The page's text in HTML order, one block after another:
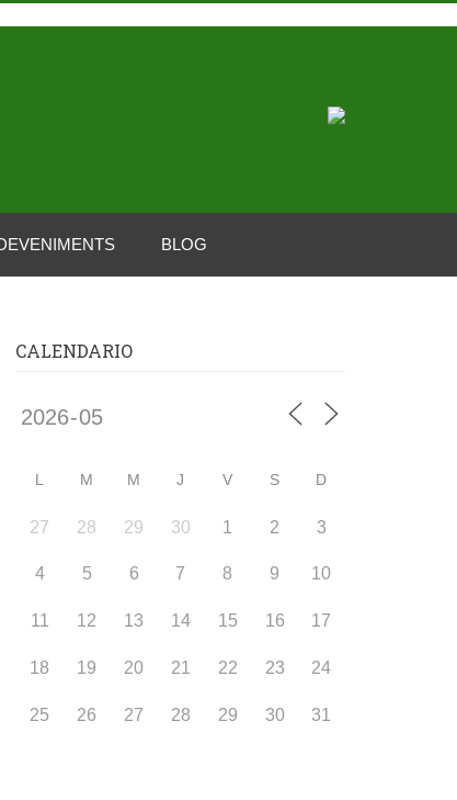
BLOG
CALENDARIO
L M M J V S D
27 28 29 30 1 2 3
4 5 6 7 8 9 10
11 12 13 14 15 16 17
18 19 20 21 22 23 24
25 26 27 28 29 30 31